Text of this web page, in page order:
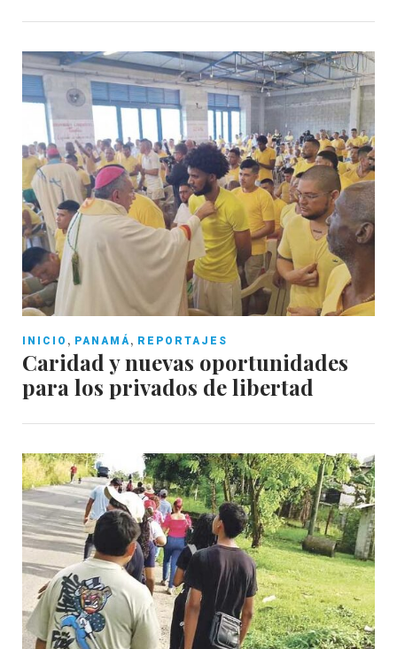
INICIO , PANAMÁ , REPORTAJES
Caridad y nuevas oportunidades
para los privados de libertad